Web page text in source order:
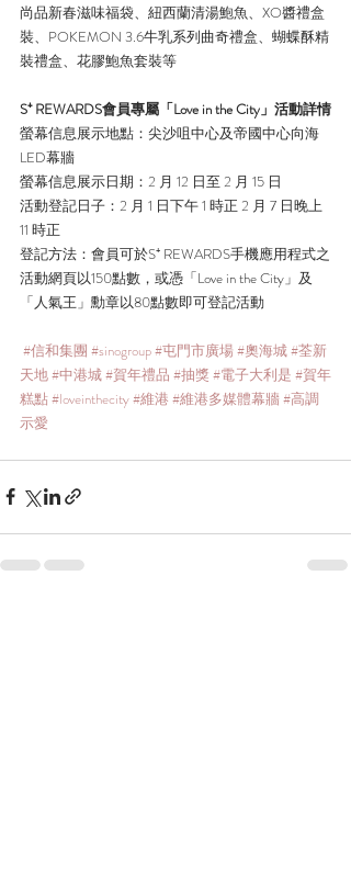
尚品新春滋味福袋、紐西蘭清湯鮑魚、XO醬禮盒
裝、POKEMON 3.6牛乳系列曲奇禮盒、蝴蝶酥精
裝禮盒、花膠鮑魚套裝等
S⁺ REWARDS會員專屬「Love in the City」活動詳情
螢幕信息展示地點：尖沙咀中心及帝國中心向海
LED幕牆
螢幕信息展示日期：2 月 12 日至 2 月 15 日
活動登記日子：2 月 1 日下午 1 時正 2 月 7 日晚上
11 時正
登記方法：會員可於S⁺ REWARDS手機應用程式之
活動網頁以150點數，或憑「Love in the City」及
「人氣王」勳章以80點數即可登記活動
#信和集團 #sinogroup#屯門市廣場#奧海城#荃新
天地#中港城#賀年禮品 #抽獎 #電子大利是 #賀年
糕點#loveinthecity#維港 #維港多媒體幕牆#高調
示愛